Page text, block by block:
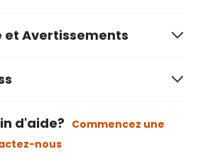
et Avertissements
d'aide? Commencez une
nous